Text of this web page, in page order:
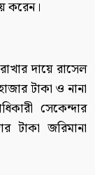
করেন।
দায়ে রাসেল
টাকা ও নানা
সেকেন্দার
জরিমানা